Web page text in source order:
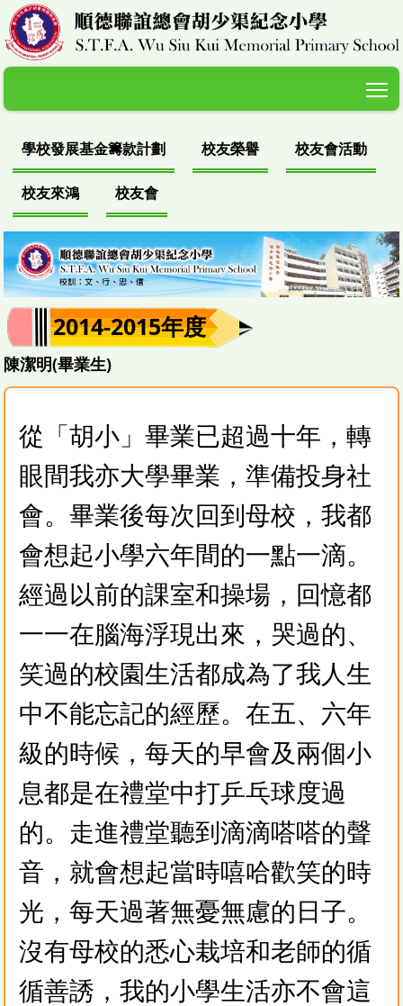
學校發展基金籌款計劃 校友榮譽 校友會活動
校友來鴻 校友會
2014-2015年度
陳潔明(畢業生)
從「胡小」畢業已超過十年，轉
眼間我亦大學畢業，準備投身社
會。畢業後每次回到母校，我都
會想起小學六年間的一點一滴。
經過以前的課室和操場，回憶都
一一在腦海浮現出來，哭過的、
笑過的校園生活都成為了我人生
中不能忘記的經歷。在五、六年
級的時候，每天的早會及兩個小
息都是在禮堂中打乒乓球度過
的。走進禮堂聽到滴滴嗒嗒的聲
音，就會想起當時嘻哈歡笑的時
光，每天過著無憂無慮的日子。
沒有母校的悉心栽培和老師的循
循善誘，我的小學生活亦不會這